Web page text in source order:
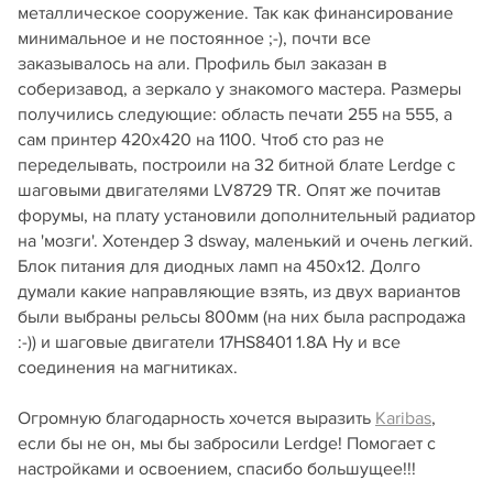
металлическое сооружение. Так как финансирование
минимальное и не постоянное ;-), почти все
заказывалось на али. Профиль был заказан в
соберизавод, а зеркало у знакомого мастера. Размеры
получились следующие: область печати 255 на 555, а
сам принтер 420x420 на 1100. Чтоб сто раз не
переделывать, построили на 32 битной блате Lerdge c
шаговыми двигателями LV8729 TR. Опят же почитав
форумы, на плату установили дополнительный радиатор
на 'мозги'. Хотендер 3 dsway, маленький и очень легкий.
Блок питания для диодных ламп на 450x12. Долго
думали какие направляющие взять, из двух вариантов
были выбраны рельсы 800мм (на них была распродажа
:-)) и шаговые двигатели 17HS8401 1.8A Ну и все
соединения на магнитиках.
Огромную благодарность хочется выразить Karibas,
если бы не он, мы бы забросили Lerdge! Помогает с
настройками и освоением, спасибо большущее!!!